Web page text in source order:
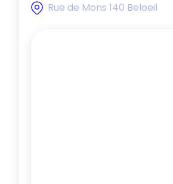
Rue de Mons 140 Beloeil